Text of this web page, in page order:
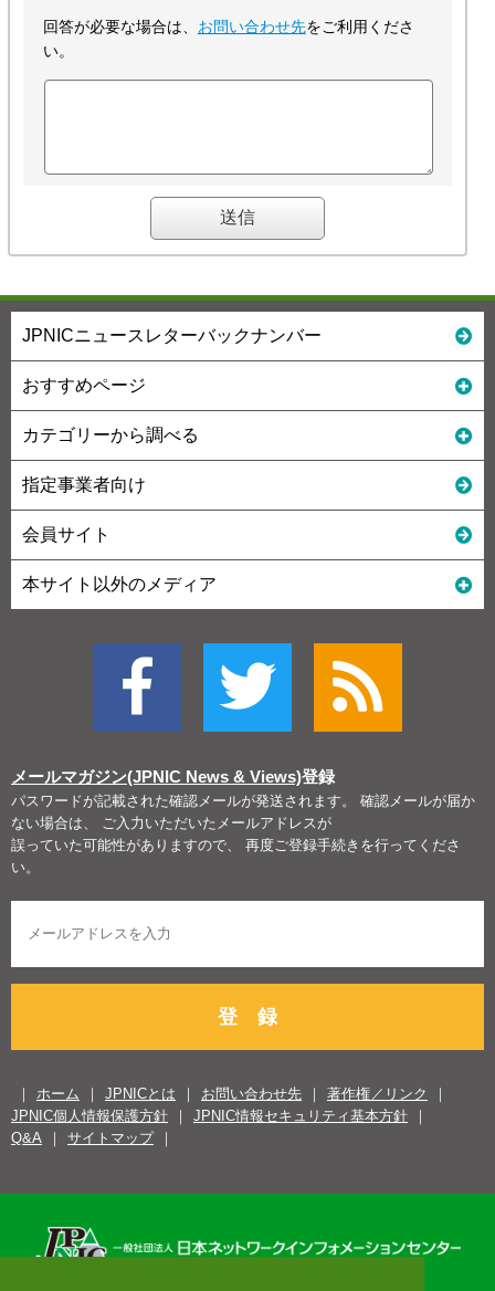
回答が必要な場合は、 お問い合わせ先をご利用くださ
い。
JPNICニュースレターバックナンバー
おすすめページ
カテゴリーから調べる
指定事業者向け
会員サイト
本サイト以外のメディア
メールマガジン(JPNIC News & Views)登録
パスワードが記載された確認メールが発送されます。 確認メールが届か
ない場合は、 ご入力いただいたメールアドレスが
誤っていた可能性がありますので、 再度ご登録手続きを行ってくださ
い。
登 録
ホーム JPNICとは お問い合わせ先
著作権／リンク
JPNIC個人情報保護方針
JPNIC情報セキュリティ基本方針
Q&A
サイトマップ